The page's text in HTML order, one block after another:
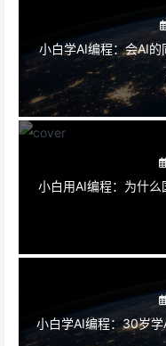
小白学AI编程：会AI
小白用AI编程：为什
小白学AI编程：30岁